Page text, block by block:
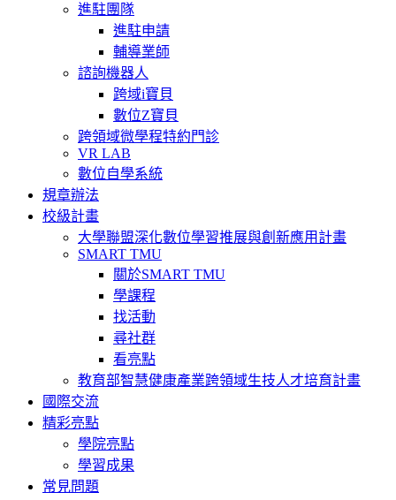
進駐團隊
進駐申請
輔導業師
諮詢機器人
跨域i寶貝
數位Z寶貝
跨領域微學程特約門診
VR LAB
數位自學系統
規章辦法
校級計畫
大學聯盟深化數位學習推展與創新應用計畫
SMART TMU
關於SMART TMU
學課程
找活動
尋社群
看亮點
教育部智慧健康產業跨領域生技人才培育計畫
國際交流
精彩亮點
學院亮點
學習成果
常見問題